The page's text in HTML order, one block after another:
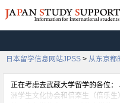
日本留学信息网站JPSS > 从东京都
正在考虑去武蔵大学留学的各位
洲学生文化协会和倍楽生（倍乐